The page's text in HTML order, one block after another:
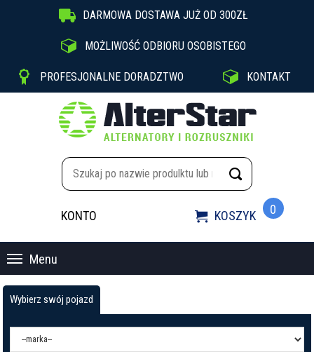
 DARMOWA DOSTAWA JUŻ OD 300ZŁ
 MOŻLIWOŚĆ ODBIORU OSOBISTEGO
 PROFESJONALNE DORADZTWO  KONTAKT
KONTO  KOSZYK 0
Menu
Wybierz swój pojazd